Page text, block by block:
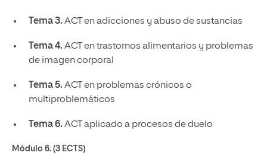
Tema 3. ACT en adicciones y abuso de sustancias
Tema 4. ACT en trastornos alimentarios y problemas
de imagen corporal
Tema 5. ACT en problemas crónicos o
multiproblemáticos
Tema 6. ACT aplicado a procesos de duelo
Módulo 6. (3 ECTS)